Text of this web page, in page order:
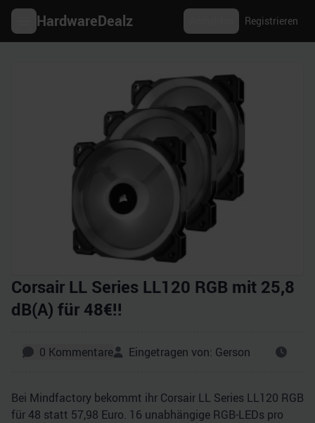
HardwareDealz Registrieren
Corsair LL Series LL120 RGB mit 25,8
dB(A) für 48€!!
0 Kommentare Eingetragen von: Gerson
Bei Mindfactory bekommt ihr Corsair LL Series LL120 RGB
für 48 statt 57,98 Euro. 16 unabhängige RGB-LEDs pro